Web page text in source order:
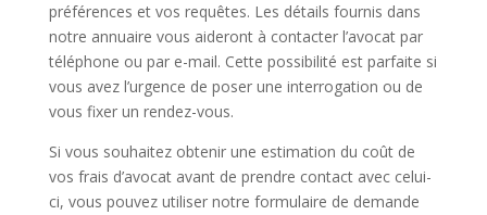
préférences et vos requêtes. Les détails fournis dans
notre annuaire vous aideront à contacter l’avocat par
téléphone ou par e-mail. Cette possibilité est parfaite si
vous avez l’urgence de poser une interrogation ou de
vous fixer un rendez-vous.
Si vous souhaitez obtenir une estimation du coût de
vos frais d’avocat avant de prendre contact avec celui-
ci, vous pouvez utiliser notre formulaire de demande